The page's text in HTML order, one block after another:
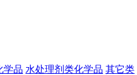
学品 水处理剂类化学品 其它类